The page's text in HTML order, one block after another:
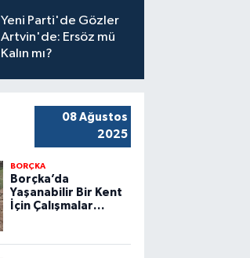
Yeni Parti'de Gözler
Artvin'de: Ersöz mü
Kalın mı?
08 Ağustos
2025
BORÇKA
Borçka’da
Yaşanabilir Bir Kent
İçin Çalışmalar